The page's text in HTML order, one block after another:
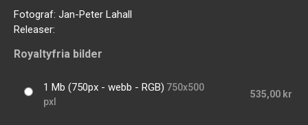
Fotograf: Jan-Peter Lahall
Releaser:
Royaltyfria bilder
1 Mb (750px - webb - RGB) 750x500
pxl
535,00 kr